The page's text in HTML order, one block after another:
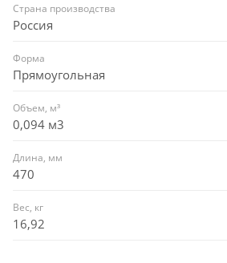
Страна производства
Россия
Форма
Прямоугольная
Объем, м³
0,094 м3
Длина, мм
470
Вес, кг
16,92